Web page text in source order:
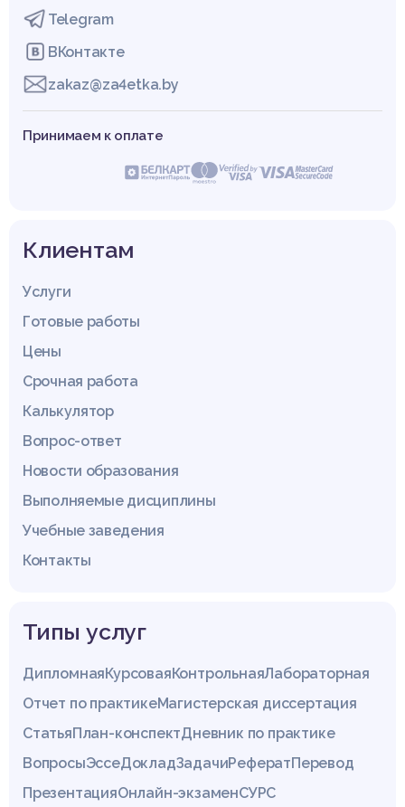
Telegram
ВКонтакте
zakaz@za4etka.by
Принимаем к оплате
Клиентам
Услуги
Готовые работы
Цены
Срочная работа
Калькулятор
Вопрос-ответ
Новости образования
Выполняемые дисциплины
Учебные заведения
Контакты
Типы услуг
ДипломнаяКурсоваяКонтрольнаяЛабораторная
Отчет по практикеМагистерская диссертация
СтатьяПлан-конспектДневник по практике
ВопросыЭссеДокладЗадачиРефератПеревод
ПрезентацияОнлайн-экзаменСУРС